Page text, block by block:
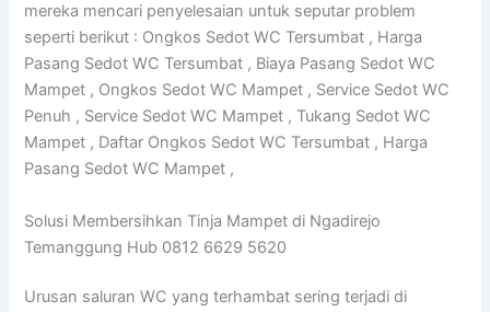
mereka mencari penyelesaian untuk seputar problem
seperti berikut : Ongkos Sedot WC Tersumbat , Harga
Pasang Sedot WC Tersumbat , Biaya Pasang Sedot WC
Mampet , Ongkos Sedot WC Mampet , Service Sedot WC
Penuh , Service Sedot WC Mampet , Tukang Sedot WC
Mampet , Daftar Ongkos Sedot WC Tersumbat , Harga
Pasang Sedot WC Mampet ,
Solusi Membersihkan Tinja Mampet di Ngadirejo
Temanggung Hub 0812 6629 5620
Urusan saluran WC yang terhambat sering terjadi di